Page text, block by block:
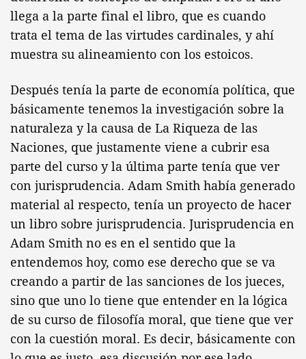
llega a la parte final el libro, que es cuando
trata el tema de las virtudes cardinales, y ahí
muestra su alineamiento con los estoicos.
Después tenía la parte de economía política, que
básicamente tenemos la investigación sobre la
naturaleza y la causa de La Riqueza de las
Naciones, que justamente viene a cubrir esa
parte del curso y la última parte tenía que ver
con jurisprudencia. Adam Smith había generado
material al respecto, tenía un proyecto de hacer
un libro sobre jurisprudencia. Jurisprudencia en
Adam Smith no es en el sentido que la
entendemos hoy, como ese derecho que se va
creando a partir de las sanciones de los jueces,
sino que uno lo tiene que entender en la lógica
de su curso de filosofía moral, que tiene que ver
con la cuestión moral. Es decir, básicamente con